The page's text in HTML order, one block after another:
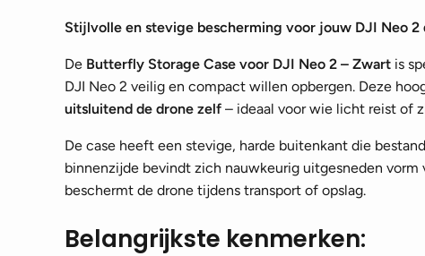
Stijlvolle en stevige bescherming voor jouw DJI Neo 2
De Butterfly Storage Case voor DJI Neo 2 – Zwart is
DJI Neo 2 veilig en compact willen opbergen. Deze
uitsluitend de drone zelf – ideaal voor wie licht reist of
De case heeft een stevige, harde buitenkant die
binnenzijde bevindt zich nauwkeurig uitgesneden
beschermt de drone tijdens transport of opslag.
Belangrijkste kenmerken: